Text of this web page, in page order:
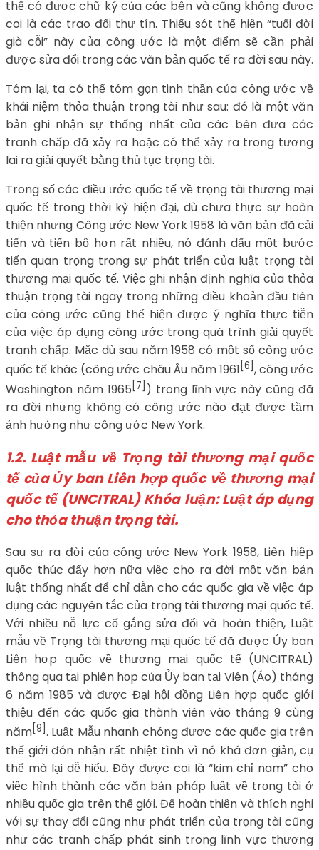
thể có được chữ ký của các bên và cũng không được
coi là các trao đổi thư tín. Thiếu sót thể hiện “tuổi đời
già cỗi” này của công ước là một điểm sẽ cần phải
được sửa đổi trong các văn bản quốc tế ra đời sau này.
Tóm lại, ta có thể tóm gọn tinh thần của công ước về
khái niệm thỏa thuận trọng tài như sau: đó là một văn
bản ghi nhận sự thống nhất của các bên đưa các
tranh chấp đã xảy ra hoặc có thể xảy ra trong tương
lai ra giải quyết bằng thủ tục trọng tài.
Trong số các điều ước quốc tế về trọng tài thương mại
quốc tế trong thời kỳ hiện đại, dù chưa thực sự hoàn
thiện nhưng Công ước New York 1958 là văn bản đã cải
tiến và tiến bộ hơn rất nhiều, nó đánh dấu một bước
tiến quan trọng trong sự phát triển của luật trọng tài
thương mại quốc tế. Việc ghi nhận định nghĩa của thỏa
thuận trọng tài ngay trong những điều khoản đầu tiên
của công ước cũng thể hiện được ý nghĩa thực tiễn
của việc áp dụng công ước trong quá trình giải quyết
tranh chấp. Mặc dù sau năm 1958 có một số công ước
quốc tế khác (công ước châu Âu năm 1961 [6] , công ước
Washington năm 1965 [7] ) trong lĩnh vực này cũng đã
ra đời nhưng không có công ước nào đạt được tầm
ảnh hưởng như công ước New York.
1.2. Luật mẫu về Trọng tài thương mại quốc
tế của Ủy ban Liên hợp quốc về thương mại
quốc tế (UNCITRAL) Khóa luận: Luật áp dụng
cho thỏa thuận trọng tài.
Sau sự ra đời của công ước New York 1958, Liên hiệp
quốc thúc đẩy hơn nữa việc cho ra đời một văn bản
luật thống nhất để chỉ dẫn cho các quốc gia về việc áp
dụng các nguyên tắc của trọng tài thương mại quốc tế.
Với nhiều nỗ lực cố gắng sửa đổi và hoàn thiện, Luật
mẫu về Trọng tài thương mại quốc tế đã được Ủy ban
Liên hợp quốc về thương mại quốc tế (UNCITRAL)
thông qua tại phiên họp của Ủy ban tại Viên (Áo) tháng
6 năm 1985 và được Đại hội đồng Liên hợp quốc giới
thiệu đến các quốc gia thành viên vào tháng 9 cùng
năm [9] . Luật Mẫu nhanh chóng được các quốc gia trên
thế giới đón nhận rất nhiệt tình vì nó khá đơn giản, cụ
thể mà lại dễ hiểu. Đây được coi là “kim chỉ nam” cho
việc hình thành các văn bản pháp luật về trọng tài ở
nhiều quốc gia trên thế giới. Để hoàn thiện và thích nghi
với sự thay đổi cũng như phát triển của trọng tài cũng
như các tranh chấp phát sinh trong lĩnh vực thương